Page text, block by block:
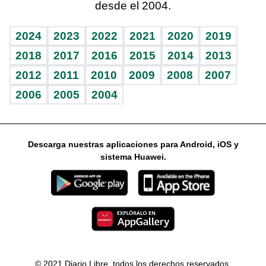
Vida y familia
Eñe
Celebrando la vida
Sin complejos
En pocas palabras
Escuchando al corazón
Economía Personal
Consulta Libre
BRV
TBT Deportivo
Más firmas
Guía del dinero
Horóscopos
desde el 2004.
2024 2023 2022 2021 2020
2019
2018
2017 2016 2015 2014
2013
2012
2011 2010 2009 2008
2007
2006
2005 2004
Descarga nuestras aplicaciones para Android, iOS y
sistema Huawei.
© 2021 Diario Libre, todos los derechos reservados.